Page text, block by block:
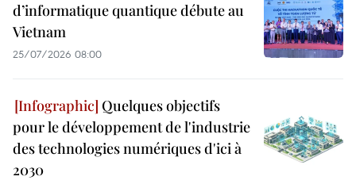
d’informatique quantique débute au
Vietnam
25/07/2026 08:00
Quelques objectifs
pour le développement de l'industrie
des technologies numériques d'ici à
2030